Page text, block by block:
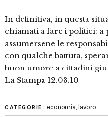
In definitiva, in questa
chiamati a fare i politici: a
assumersene le
con qualche battuta,
buon umore a cittadini
La Stampa 12.03.10
CATEGORIE: economia, lavoro